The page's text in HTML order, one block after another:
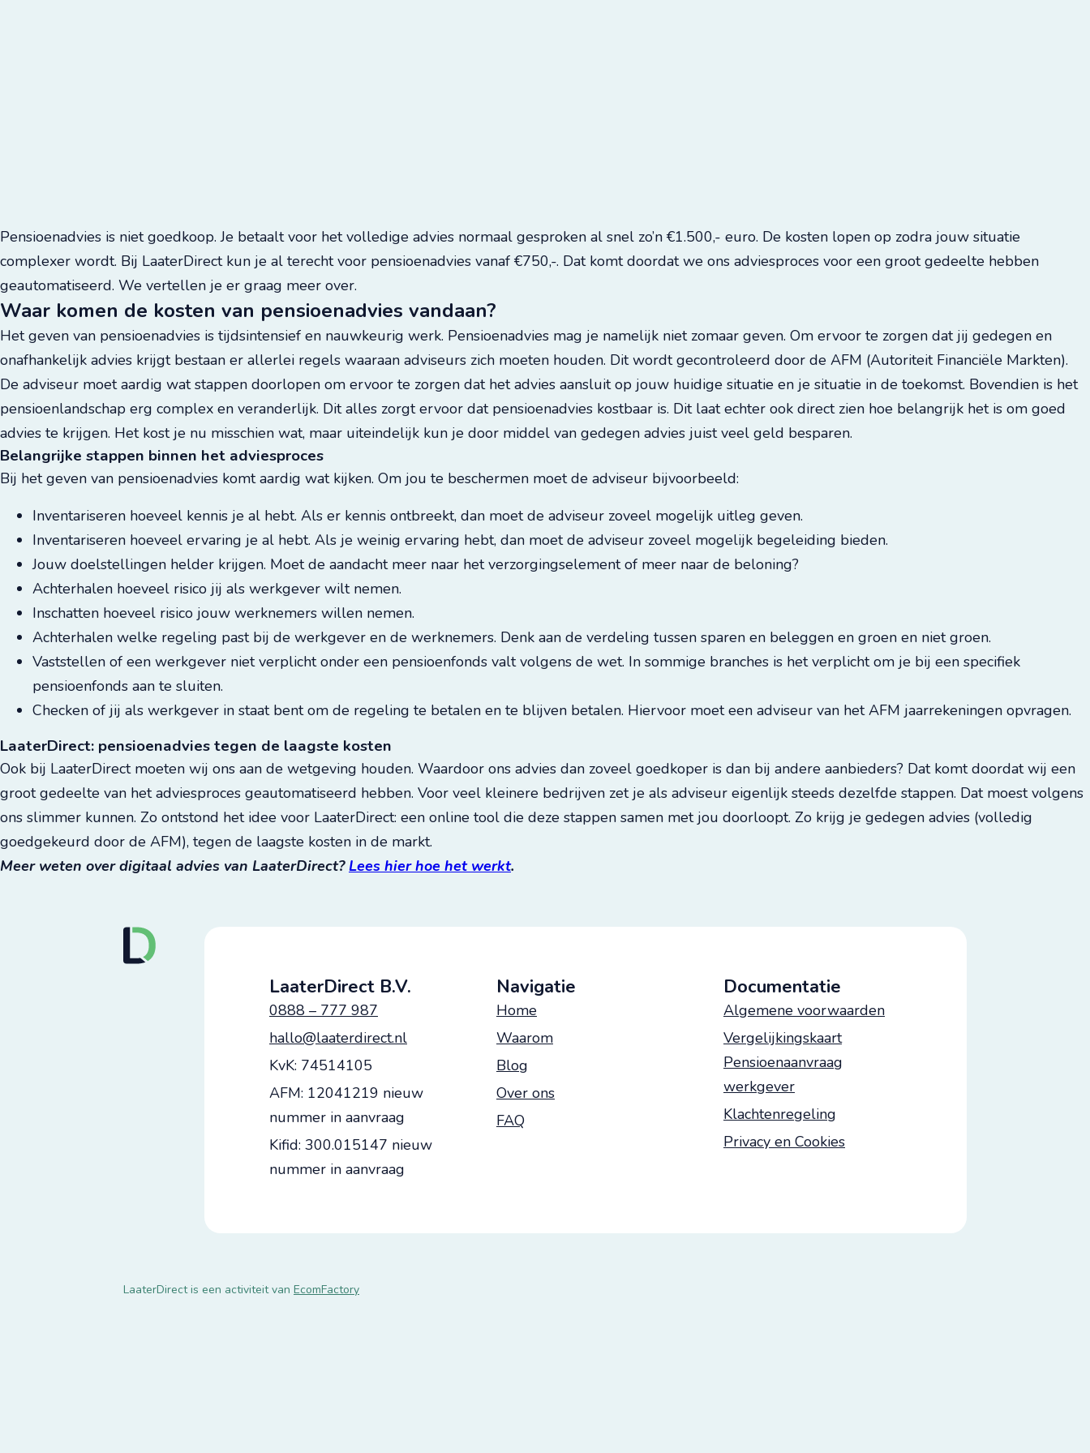
Pensioenadvies is niet goedkoop. Je betaalt voor het volledige advies normaal gesproken al snel zo’n €1.500,- euro. De kosten lopen op zodra jouw situatie
complexer wordt. Bij LaaterDirect kun je al terecht voor pensioenadvies vanaf €750,-. Dat komt doordat we ons adviesproces voor een groot gedeelte hebben
geautomatiseerd. We vertellen je er graag meer over.
Waar komen de kosten van pensioenadvies vandaan?
Het geven van pensioenadvies is tijdsintensief en nauwkeurig werk. Pensioenadvies mag je namelijk niet zomaar geven. Om ervoor te zorgen dat jij gedegen en
onafhankelijk advies krijgt bestaan er allerlei regels waaraan adviseurs zich moeten houden. Dit wordt gecontroleerd door de AFM (Autoriteit Financiële Markten).
De adviseur moet aardig wat stappen doorlopen om ervoor te zorgen dat het advies aansluit op jouw huidige situatie en je situatie in de toekomst. Bovendien is het
pensioenlandschap erg complex en veranderlijk. Dit alles zorgt ervoor dat pensioenadvies kostbaar is. Dit laat echter ook direct zien hoe belangrijk het is om goed
advies te krijgen. Het kost je nu misschien wat, maar uiteindelijk kun je door middel van gedegen advies juist veel geld besparen.
Belangrijke stappen binnen het adviesproces
Bij het geven van pensioenadvies komt aardig wat kijken. Om jou te beschermen moet de adviseur bijvoorbeeld:
Inventariseren hoeveel kennis je al hebt. Als er kennis ontbreekt, dan moet de adviseur zoveel mogelijk uitleg geven.
Inventariseren hoeveel ervaring je al hebt. Als je weinig ervaring hebt, dan moet de adviseur zoveel mogelijk begeleiding bieden.
Jouw doelstellingen helder krijgen. Moet de aandacht meer naar het verzorgingselement of meer naar de beloning?
Achterhalen hoeveel risico jij als werkgever wilt nemen.
Inschatten hoeveel risico jouw werknemers willen nemen.
Achterhalen welke regeling past bij de werkgever en de werknemers. Denk aan de verdeling tussen sparen en beleggen en groen en niet groen.
Vaststellen of een werkgever niet verplicht onder een pensioenfonds valt volgens de wet. In sommige branches is het verplicht om je bij een specifiek
pensioenfonds aan te sluiten.
Checken of jij als werkgever in staat bent om de regeling te betalen en te blijven betalen. Hiervoor moet een adviseur van het AFM jaarrekeningen opvragen.
LaaterDirect: pensioenadvies tegen de laagste kosten
Ook bij LaaterDirect moeten wij ons aan de wetgeving houden. Waardoor ons advies dan zoveel goedkoper is dan bij andere aanbieders? Dat komt doordat wij een
groot gedeelte van het adviesproces geautomatiseerd hebben. Voor veel kleinere bedrijven zet je als adviseur eigenlijk steeds dezelfde stappen. Dat moest volgens
ons slimmer kunnen. Zo ontstond het idee voor LaaterDirect: een online tool die deze stappen samen met jou doorloopt. Zo krijg je gedegen advies (volledig
goedgekeurd door de AFM), tegen de laagste kosten in de markt.
Meer weten over digitaal advies van LaaterDirect? Lees hier hoe het werkt.
LaaterDirect B.V.
0888 – 777 987
hallo@laaterdirect.nl
KvK: 74514105
AFM: 12041219 nieuw
nummer in aanvraag
Kifid: 300.015147 nieuw
nummer in aanvraag
Navigatie
Home
Waarom
Blog
Over ons
FAQ
Documentatie
Algemene voorwaarden
Vergelijkingskaart
Pensioenaanvraag
werkgever
Klachtenregeling
Privacy en Cookies
LaaterDirect is een activiteit van EcomFactory